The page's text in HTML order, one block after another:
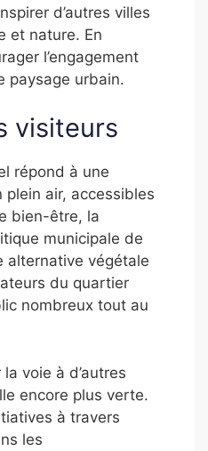
d’autres villes
et nature. En
l’engagement
paysage urbain.
visiteurs
répond à une
air, accessibles
bien-être, la
municipale de
alternative végétale
du quartier
nombreux tout au
voie à d’autres
encore plus verte.
à travers
les